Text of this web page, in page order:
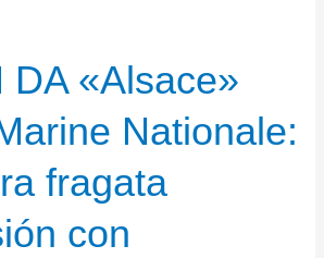
DA «Alsace»
Nationale:
fragata
con